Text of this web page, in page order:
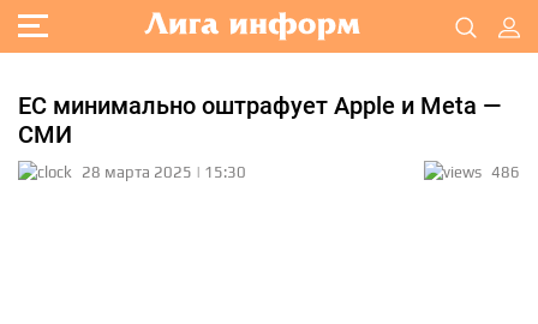
ЕС минимально оштрафует Apple и Meta —
СМИ
28 марта 2025 | 15:30 486